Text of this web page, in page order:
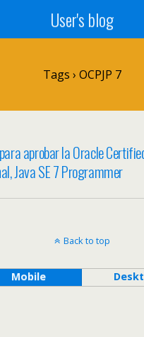
User's blog
Tags › OCPJP 7
aprobar la Oracle
Java SE 7 Programmer
Back to top
Mobile